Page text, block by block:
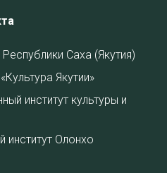
Саха (Якутия)
Якутии»
институт культуры и
институт Олонхо